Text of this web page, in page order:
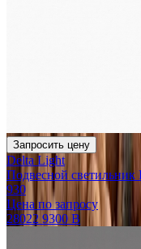
Запросить цену
Delta Light
Подвесной
930
Цена по запросу
28022 9300 B